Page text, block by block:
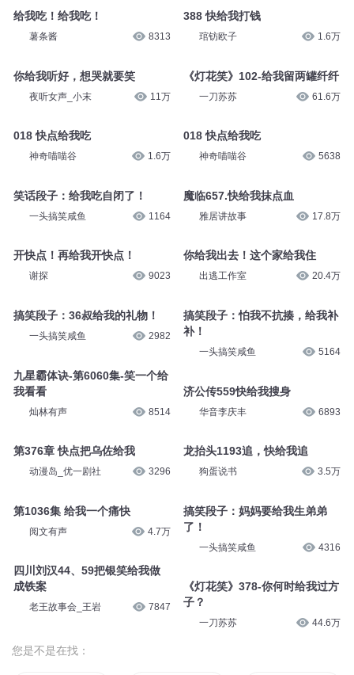
给我吃！给我吃！
薯条酱 8313
你给我听好，想哭就要笑
夜听女声_小末 11万
018 快点给我吃
神奇喵喵谷 1.6万
笑话段子：给我吃自闭了！
一头搞笑咸鱼 1164
开快点！再给我开快点！
谢探 9023
搞笑段子：36叔给我的礼物！
一头搞笑咸鱼 2982
九星霸体诀-第6060集-笑一个给
我看看
灿林有声 8514
第376章 快点把乌佐给我
动漫岛_优一剧社 3296
第1036集 给我一个痛快
阅文有声 4.7万
四川刘汉44、59把银笑给我做
成铁案
老王故事会_王岩 7847
388 快给我打钱
琯钫欧子 1.6万
《灯花笑》102-给我留两罐纤纤
一刀苏苏 61.6万
018 快点给我吃
神奇喵喵谷 5638
魔临657.快给我抹点血
雅居讲故事 17.8万
你给我出去！这个家给我住
出逃工作室 20.4万
搞笑段子：怕我不抗揍，给我补
补！
一头搞笑咸鱼 5164
济公传559快给我搜身
华音李庆丰 6893
龙抬头1193追，快给我追
狗蛋说书 3.5万
搞笑段子：妈妈要给我生弟弟
了！
一头搞笑咸鱼 4316
《灯花笑》378-你何时给我过方
子？
一刀苏苏 44.6万
您是不是在找：